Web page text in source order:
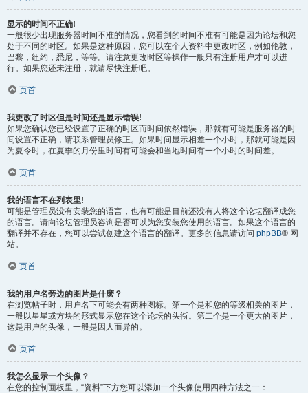
显示的时间不正确!
一般很少出现服务器时间不准的情况，您看到的时间不准有可能是因为论坛和您
处于不同的时区。如果是这种原因，您可以在个人资料中更改时区，例如伦敦，
巴黎，纽约，悉尼，等等。请注意更改时区等操作一般只有注册用户才可以进
行。如果您还未注册，就请尽快注册吧。
页首
我更改了时区但是时间还是显示错误!
如果您确认您已经设置了正确的时区而时间依然错误，那就有可能是服务器的时
间设置不正确，请联系管理员修正。如果时间显示相差一个小时，那就可能是因
为夏令时，在夏季的月份里时间有可能会和当地时间有一个小时的时间差。
页首
我的语言不在列表里!
可能是管理员没有安装您的语言，也有可能是目前还没有人将这个论坛翻译成您
的语言。请向论坛管理员咨询是否可以为您安装您使用的语言。如果这个语言的
翻译并不存在，您可以尝试创建这个语言的翻译。更多的信息请访问 phpBB® 网
站。
页首
我的用户名旁边的图片是什麽？
在浏览帖子时，用户名下可能会有两种图标。第一个是和您的等级相关的图片，
一般以星星或方块的形式显示您在这个论坛的头衔。第二个是一个更大的图片，
这是用户的头像，一般是因人而异的。
页首
我怎么显示一个头像？
在您的控制面板里，“资料”下方您可以添加一个头像使用四种方法之一：